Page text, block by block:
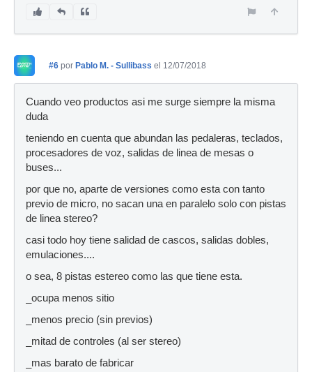
#6 por Pablo M. - Sullibass el 12/07/2018
Cuando veo productos asi me surge siempre la misma
duda
teniendo en cuenta que abundan las pedaleras, teclados,
procesadores de voz, salidas de linea de mesas o
buses...
por que no, aparte de versiones como esta con tanto
previo de micro, no sacan una en paralelo solo con pistas
de linea stereo?
casi todo hoy tiene salidad de cascos, salidas dobles,
emulaciones....
o sea, 8 pistas estereo como las que tiene esta.
_ocupa menos sitio
_menos precio (sin previos)
_mitad de controles (al ser stereo)
_mas barato de fabricar